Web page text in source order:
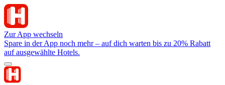
Zur App wechseln
Spare in der App noch mehr – auf dich warten bis zu 20% Rabatt
auf ausgewählte Hotels.